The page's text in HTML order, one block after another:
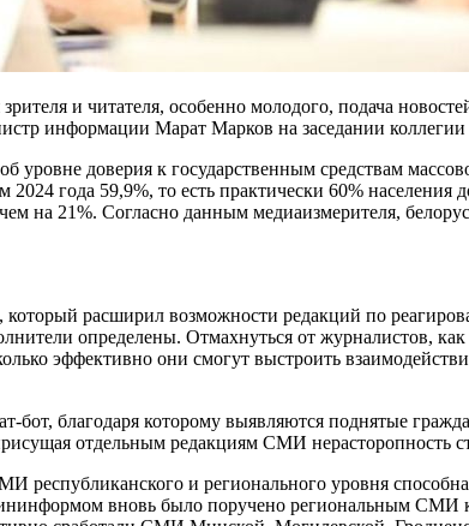
и читателя, особенно молодого, подача
информации Марат Марков на заседании коллегии
уровне доверия к государственным средствам
года 59,9%, то есть практически 60% населения
на 21%. Согласно данным медиаизмерителя,
который расширил возможности редакций по
определены. Отмахнуться от журналистов,
эффективно они смогут выстроить
благодаря которому выявляются поднятые
отдельным редакциям СМИ нерасторопность
республиканского и регионального уровня
вновь было поручено региональным